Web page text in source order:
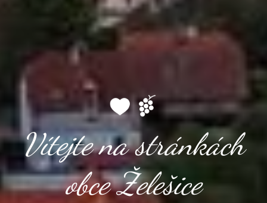
Vítejte na stránkách
obce Želešice